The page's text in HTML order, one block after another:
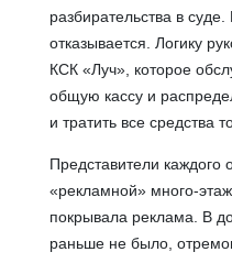
разбирательства в
отказывается. Логику
КСК «Луч», которое
общую кассу и
и тратить все средства
Представители
«рекламной» много-
покрывала реклама. В
раньше не было,